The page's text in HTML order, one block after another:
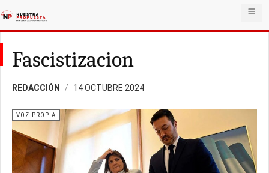
Fascistizacion
REDACCIÓN 14 OCTUBRE 2024
VOZ PROPIA